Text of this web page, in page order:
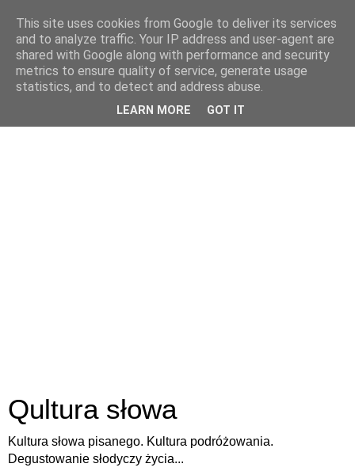
Qultura słowa
Kultura słowa pisanego. Kultura podróżowania.
Degustowanie słodyczy życia...
This site uses cookies from Google to deliver its services
and to analyze traffic. Your IP address and user-agent are
shared with Google along with performance and security
metrics to ensure quality of service, generate usage
statistics, and to detect and address abuse.
LEARN MORE GOT IT